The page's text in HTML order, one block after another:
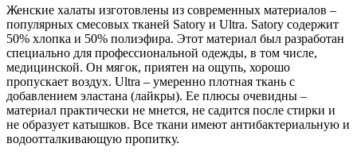
Женские халаты изготовлены из современных материалов –
популярных смесовых тканей Satory и Ultra. Satory содержит
50% хлопка и 50% полиэфира. Этот материал был разработан
специально для профессиональной одежды, в том числе,
медицинской. Он мягок, приятен на ощупь, хорошо
пропускает воздух. Ultra – умеренно плотная ткань с
добавлением эластана (лайкры). Ее плюсы очевидны –
материал практически не мнется, не садится после стирки и
не образует катышков. Все ткани имеют антибактериальную и
водоотталкивающую пропитку.